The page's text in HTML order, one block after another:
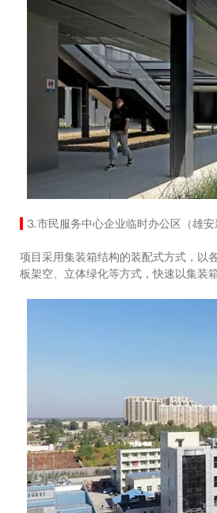
⒊市民服务中心企业临时办公区（雄安
项目采用集装箱结构的装配式方式，以
板架空、立体绿化等方式，快速以集装